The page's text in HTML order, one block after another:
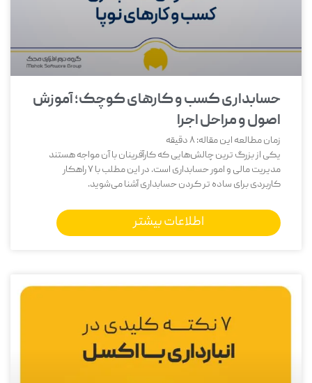
حسابداری کسب و کارهای کوچک؛ آموزش
اصول و مراحل اجرا
زمان مطالعه این مقاله:8دقیقه
یکی از بزرگ‌ ترین چالش‌هایی که کارآفرینان با آن مواجه هستند
مدیریت مالی و امور حسابداری است. در این مطلب با 7 راهکار
کاربردی برای ساده تر کردن حسابداری آشنا می‌شوید.
اطلاعات بیشتر